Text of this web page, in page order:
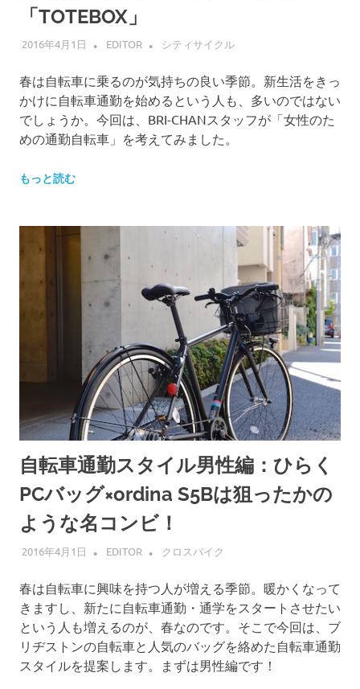
「TOTEBOX」
2016年4月1日 EDITOR シティサイクル
春は自転車に乗るのが気持ちの良い季節。新生活をきっ
かけに自転車通勤を始めるという人も、多いのではない
でしょうか。今回は、BRI-CHANスタッフが「女性のた
めの通勤自転車」を考えてみました。
もっと読む
自転車通勤スタイル男性編：ひらく
PCバッグ×ordina S5Bは狙ったかの
ような名コンビ！
2016年4月1日 EDITOR クロスバイク
春は自転車に興味を持つ人が増える季節。暖かくなって
きますし、新たに自転車通勤・通学をスタートさせたい
という人も増えるのが、春なのです。そこで今回は、ブ
リヂストンの自転車と人気のバッグを絡めた自転車通勤
スタイルを提案します。まずは男性編です！